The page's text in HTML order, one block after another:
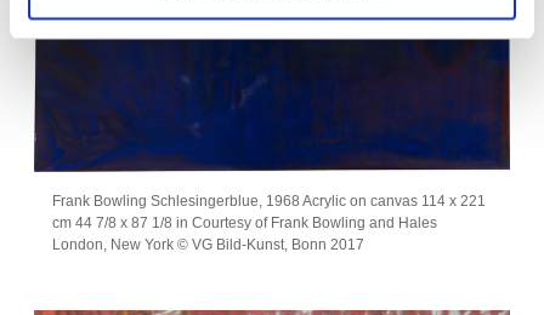
Frank Bowling Schlesingerblue, 1968 Acrylic on canvas 114 x 221
cm 44 7/8 x 87 1/8 in Courtesy of Frank Bowling and Hales
London, New York © VG Bild-Kunst, Bonn 2017